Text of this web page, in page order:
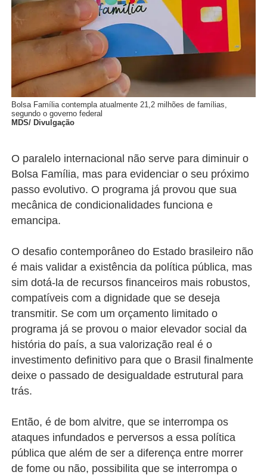
Bolsa Família contempla atualmente 21,2 milhões de famílias,
segundo o governo federal
MDS/ Divulgação
O paralelo internacional não serve para diminuir o
Bolsa Família, mas para evidenciar o seu próximo
passo evolutivo. O programa já provou que sua
mecânica de condicionalidades funciona e
emancipa.
O desafio contemporâneo do Estado brasileiro não
é mais validar a existência da política pública, mas
sim dotá-la de recursos financeiros mais robustos,
compatíveis com a dignidade que se deseja
transmitir. Se com um orçamento limitado o
programa já se provou o maior elevador social da
história do país, a sua valorização real é o
investimento definitivo para que o Brasil finalmente
deixe o passado de desigualdade estrutural para
trás.
Então, é de bom alvitre, que se interrompa os
ataques infundados e perversos a essa política
pública que além de ser a diferença entre morrer
de fome ou não, possibilita que se interrompa o